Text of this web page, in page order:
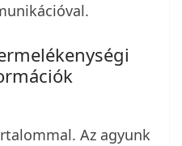
Az agyunk